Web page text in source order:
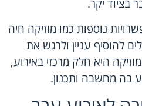
בציוד יקר.
נוספות כמו מוזיקה חיה
להוסיף עניין ולרגש את
היא חלק מרכזי באירוע,
בה מחשבה ותכנון.